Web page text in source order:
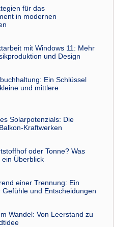
für das
in modernen
mit Windows 11: Mehr
und Design
Ein Schlüssel
und mittlere
Solarpotenzials: Die
Kraftwerken
oder Tonne? Was
Überblick
einer Trennung: Ein
Gefühle und Entscheidungen
Wandel: Von Leerstand zu